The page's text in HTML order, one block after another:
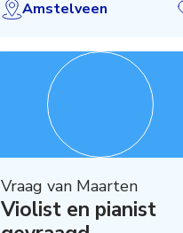
zwemdocent
Amstelveen
Vraag van Maarten
Violist en pianist